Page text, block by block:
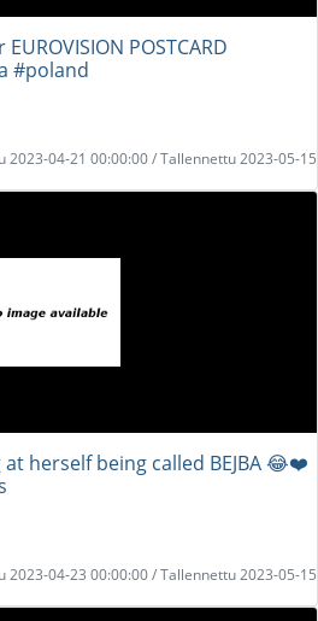
POSTCARD
#poland
2023-04-21 00:00:00 / Tallennettu 2023-05-15
at herself being called BEJBA 😂❤️
2023-04-23 00:00:00 / Tallennettu 2023-05-15